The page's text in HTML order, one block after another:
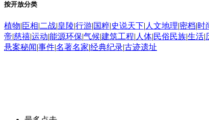
按开放分类
植物|臣相|二战|皇陵|行游|国粹|史说天下| 人文地理|密档|时
帝|慈禧|运动|能源环保|气候|建筑工程| 人体|民俗民族|生活|
悬案秘闻|事件|名著名家|经典纪录|古迹遗址